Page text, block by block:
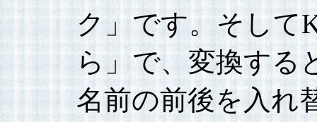
ク」です。そして
ら」で、変換する
名前の前後を入